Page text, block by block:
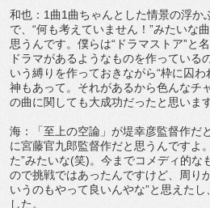
和也：1曲1曲ちゃんとした情景の浮か
で、“何も考えていません！”みたいな
思うんです。僕らは“ドラマストア”と
ドラマがあるようなものを作っている
いう縛りを作っておきながら“枠に囚
神もあって。それがあるから色んなチ
の曲に関しても大成功だったと思います
海：「至上の空論」が堤幸彦監督作だ
に宮藤官九郎監督作だと思うんですよ
た”みたいな(笑)。今までコメディ的な
ので挑戦ではあったんですけど、周り
いうのもやって良いんやな”と思えた
した。